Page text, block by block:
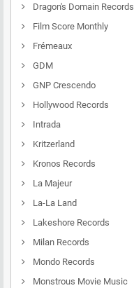
Dragon's Domain Records
Film Score Monthly
Frémeaux
GDM
GNP Crescendo
Hollywood Records
Intrada
Kritzerland
Kronos Records
La Majeur
La-La Land
Lakeshore Records
Milan Records
Mondo Records
Monstrous Movie Music